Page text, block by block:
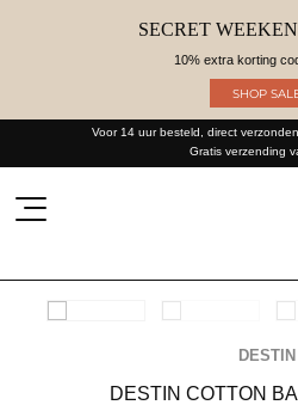
SECRET
10% extra korting
SHOP
Voor 14 uur besteld, direct
Gratis verzending
DESTIN
DESTIN COTTON